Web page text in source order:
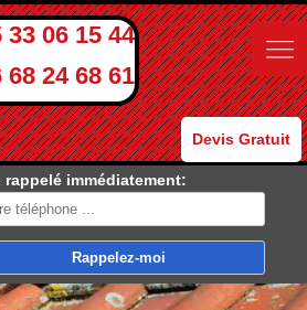
33 06 15 44
68 24 68 61
Devis Gratuit
rappelé immédiatement: